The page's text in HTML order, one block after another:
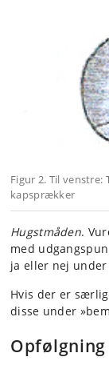
Figur 2. Til
kapsprækker
Hugstmåden.
med
ja eller nej under
Hvis der er
disse under